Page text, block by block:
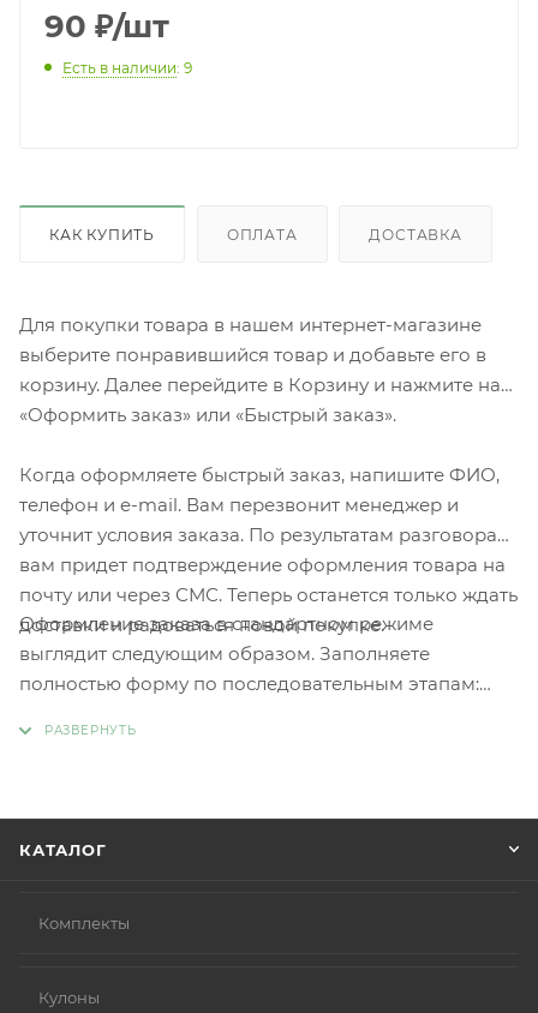
90 ₽/шт
Есть в наличии: 9
КАК КУПИТЬ ОПЛАТА ДОСТАВКА
Для покупки товара в нашем интернет-магазине
выберите понравившийся товар и добавьте его в
корзину. Далее перейдите в Корзину и нажмите на
«Оформить заказ» или «Быстрый заказ».
Когда оформляете быстрый заказ, напишите ФИО,
телефон и e-mail. Вам перезвонит менеджер и
уточнит условия заказа. По результатам разговора
вам придет подтверждение оформления товара на
почту или через СМС. Теперь останется только ждать
доставки и радоваться новой покупке.
Оформление заказа в стандартном режиме
выглядит следующим образом. Заполняете
полностью форму по последовательным этапам:
КАТАЛОГ
Комплекты
Кулоны